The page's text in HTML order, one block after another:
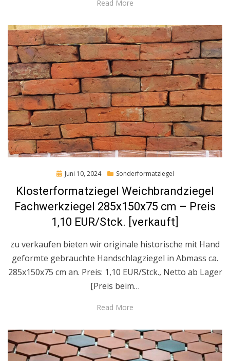
Read More
PostedJuni 10, 2024 Sonderformatziegel
Klosterformatziegel Weichbrandziegel
Fachwerkziegel 285x150x75 cm – Preis
1,10 EUR/Stck. [verkauft]
zu verkaufen bieten wir originale historische mit Hand
geformte gebrauchte Handschlagziegel in Abmass ca.
285x150x75 cm an. Preis: 1,10 EUR/Stck., Netto ab Lager
[Preis beim…
Read More